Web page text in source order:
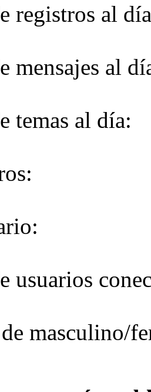
registros al
mensajes al
temas al día:
usuarios
masculino/